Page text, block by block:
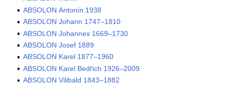
ABSOLON Antonín 1938
ABSOLON Johann 1747–1810
ABSOLON Johannes 1669–1730
ABSOLON Josef 1889
ABSOLON Karel 1877–1960
ABSOLON Karel Bedřich 1926–2009
ABSOLON Vilibald 1843–1882